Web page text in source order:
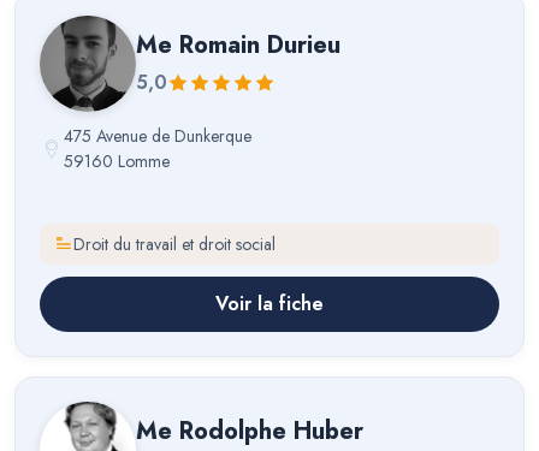
Me Romain Durieu
5,0
475 Avenue de Dunkerque
59160 Lomme
Droit du travail et droit social
Voir la fiche
Me Rodolphe Huber